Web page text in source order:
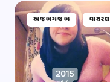
અજબગજબ વાયરલ